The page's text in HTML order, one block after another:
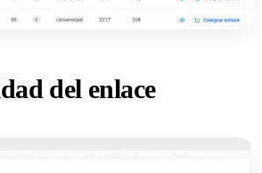
del enlace